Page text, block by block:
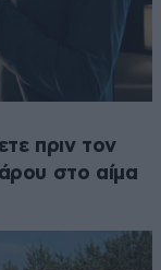
πριν τον
στο αίμα